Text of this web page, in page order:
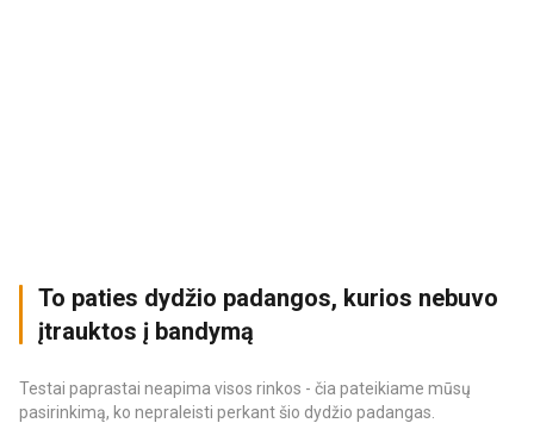
To paties dydžio padangos, kurios nebuvo
įtrauktos į bandymą
Testai paprastai neapima visos rinkos - čia pateikiame mūsų
pasirinkimą, ko nepraleisti perkant šio dydžio padangas.